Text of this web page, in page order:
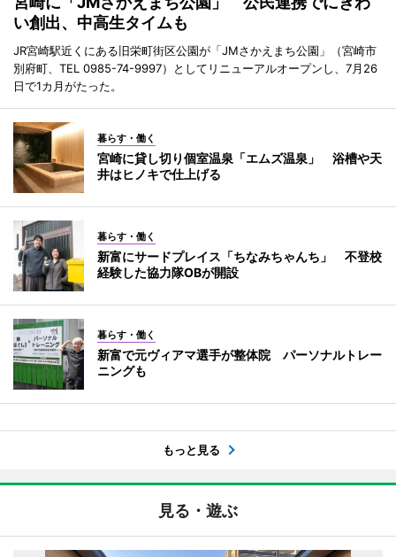
い創出、中高生タイムも
JR宮崎駅近くにある旧栄町街区公園が「JMさかえまち公園」（宮崎市
別府町、TEL 0985-74-9997）としてリニューアルオープンし、7月26
日で1カ月がたった。
暮らす・働く
宮崎に貸し切り個室温泉「エムズ温泉」 浴槽や天
井はヒノキで仕上げる
暮らす・働く
新富にサードプレイス「ちなみちゃんち」 不登校
経験した協力隊OBが開設
暮らす・働く
新富で元ヴィアマ選手が整体院 パーソナルトレー
ニングも
もっと見る
見る・遊ぶ